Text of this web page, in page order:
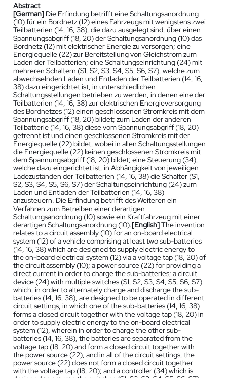
Abstract
[German] Die Erfindung betrifft eine Schaltungsanordnung
(10) für ein Bordnetz (12) eines Fahrzeugs mit wenigstens zwei
Teilbatterien (14, 16, 38), die dazu ausgelegt sind, über einen
Spannungsabgriff (18, 20) der Schaltungsanordnung (10) das
Bordnetz (12) mit elektrischer Energie zu versorgen; eine
Energiequelle (22) zur Bereitstellung von Gleichstrom zum
Laden der Teilbatterien; eine Schaltungseinrichtung (24) mit
mehreren Schaltern (S1, S2, S3, S4, S5, S6, S7), welche zum
abwechselnden Laden und Entladen der Teilbatterien (14, 16,
38) dazu eingerichtet ist, in unterschiedlichen
Schaltungsstellungen betrieben zu werden, in denen eine der
Teilbatterien (14, 16, 38) zur elektrischen Energieversorgung
des Bordnetzes (12) einen geschlossenen Stromkreis mit dem
Spannungsabgriff (18, 20) bildet; zum Laden der anderen
Teilbatterie (14, 16, 38) diese vom Spannungsabgriff (18, 20)
getrennt ist und einen geschlossenen Stromkreis mit der
Energiequelle (22) bildet, wobei in allen Schaltungsstellungen
die Energiequelle (22) keinen geschlossenen Stromkreis mit
dem Spannungsabgriff (18, 20) bildet; eine Steuerung (34),
welche dazu eingerichtet ist, in Abhängigkeit von jeweiligen
Ladezuständen der Teilbatterien (14, 16, 38) die Schalter (S1,
S2, S3, S4, S5, S6, S7) der Schaltungseinrichtung (24) zum
Laden und Entladen der Teilbatterien (14, 16, 38)
anzusteuern. Die Erfindung betrifft des Weiteren ein
Verfahren zum Betreiben einer derartigen
Schaltungsanordnung (10) sowie ein Kraftfahrzeug mit einer
derartigen Schaltungsanordnung (10).[English]The invention
relates to a circuit assembly (10) for an on-board electrical
system (12) of a vehicle comprising at least two sub-batteries
(14, 16, 38) which are designed to supply electric energy to
the on-board electrical system (12) via a voltage tap (18, 20) of
the circuit assembly (10); a power source (22) for providing a
direct current in order to charge the sub-batteries; a circuit
device (24) with multiple switches (S1, S2, S3, S4, S5, S6, S7)
which, in order to alternately charge and discharge the sub-
batteries (14, 16, 38), are designed to be operated in different
circuit settings, in which one of the sub-batteries (14, 16, 38)
forms a closed circuit together with the voltage tap (18, 20) in
order to supply electric energy to the on-board electrical
system (12), wherein in order to charge the other sub-
batteries (14, 16, 38), the batteries are separated from the
voltage tap (18, 20) and form a closed circuit together with
the power source (22), and in all of the circuit settings, the
power source (22) does not form a closed circuit together
with the voltage tap (18, 20); and a controller (34) which is